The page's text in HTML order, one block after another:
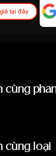
tại đây
cùng
cùng loại